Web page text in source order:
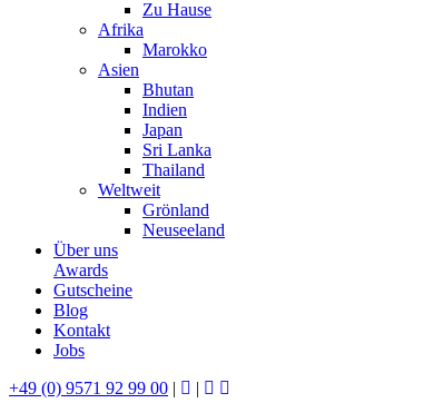
Zu Hause
Afrika
Marokko
Asien
Bhutan
Indien
Japan
Sri Lanka
Thailand
Weltweit
Grönland
Neuseeland
Über uns
Awards
Gutscheine
Blog
Kontakt
Jobs
+49 (0) 9571 92 99 00 | |